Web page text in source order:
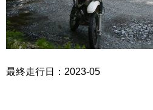
最終走行日：2023-05